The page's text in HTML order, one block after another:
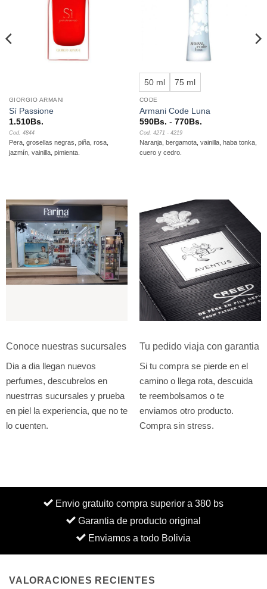
GIORGIO ARMANI
Sí Passione
1.510Bs.
Cod. 4844
Pera, grosellas negras, piña, rosa,
jazmín, vainilla, pimienta.
50 ml 75 ml
CODE
Armani Code Luna
590Bs. - 770Bs.Rango
desde
Cod. 4271 - 4219
Naranja, bergamota, vainilla, haba tonka,
cuero y cedro.
Conoce nuestras sucursales
Dia a dia llegan nuevos
perfumes, descubrelos en
nuestrras sucursales y prueba
en piel la experiencia, que no te
lo cuenten.
Tu pedido viaja con garantia
Si tu compra se pierde en el
camino o llega rota, descuida
te reembolsamos o te
enviamos otro producto.
Compra sin stress.
Envio gratuito compra superior a 380 bs
Garantia de producto original
Enviamos a todo Bolivia
VALORACIONES RECIENTES